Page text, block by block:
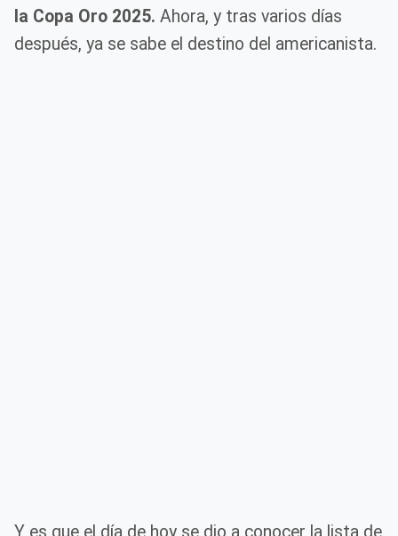
la Copa Oro 2025. Ahora, y tras varios días
después, ya se sabe el destino del americanista.